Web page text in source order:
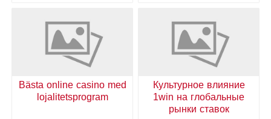
Культурное влияние
1win на глобальные
рынки ставок
Bästa online casino med
lojalitetsprogram